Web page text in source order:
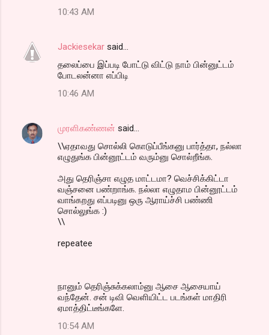
10:43 AM
Jackiesekar said…
தலைப்பை இப்படி போட்டு விட்டு நாம் பின்னுட்டம்
போடலன்னா எப்பிடி
10:46 AM
முரளிகண்ணன் said…
\\ஏதாவது சொல்லி கொடுப்பீங்கனு பார்த்தா, நல்லா
எழுதுங்க பின்னூட்டம் வரும்னு சொல்றீங்க.
அது தெரிஞ்சா எழுத மாட்டமா? வெச்சிக்கிட்டா
வஞ்சனை பண்றாங்க. நல்லா எழுதாம பின்னூட்டம்
வாங்கறது எப்படினு ஒரு ஆராய்ச்சி பண்ணி
சொல்லுங்க :)
\\
repeatee
நானும் தெரிஞ்சுக்கலாம்னு ஆசை ஆசையாய்
வந்தேன். சன் டிவி வெளியிட்ட படங்கள் மாதிரி
ஏமாத்திட்டீங்களே.
10:54 AM